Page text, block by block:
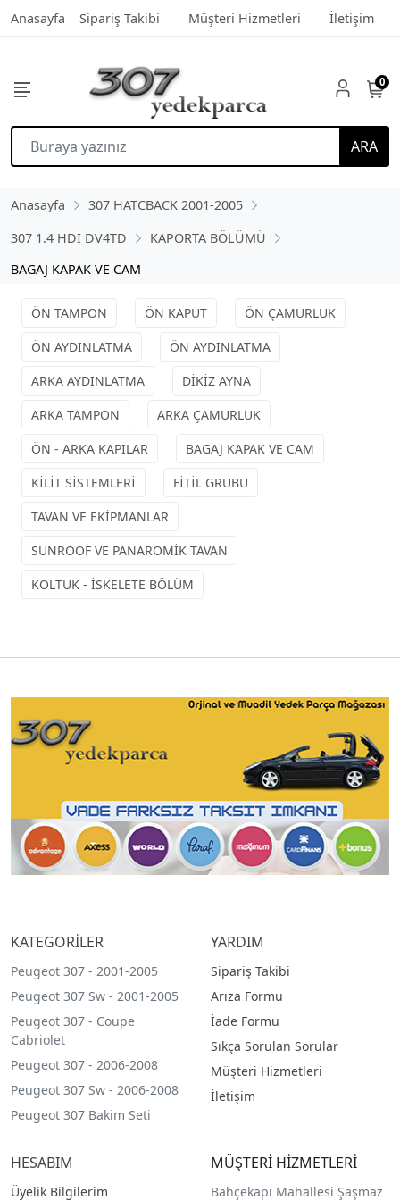
Anasayfa Sipariş Takibi Müşteri Hizmetleri İletişim
ARA
0
Anasayfa
307 HATCBACK 2001-2005
307 1.4 HDI DV4TD
KAPORTA BÖLÜMÜ
BAGAJ KAPAK VE CAM
ÖN TAMPON ÖN KAPUT
ÖN ÇAMURLUK
ÖN AYDINLATMA
ÖN AYDINLATMA
ARKA AYDINLATMA
DİKİZ AYNA
ARKA TAMPON
ARKA ÇAMURLUK
ÖN - ARKA KAPILAR
BAGAJ KAPAK VE CAM
KİLİT SİSTEMLERİ
FİTİL GRUBU
TAVAN VE EKİPMANLAR
SUNROOF VE PANAROMİK TAVAN
KOLTUK - İSKELETE BÖLÜM
KATEGORİLER
Peugeot 307 - 2001-2005
Peugeot 307 Sw - 2001-2005
Peugeot 307 - Coupe
Cabriolet
Peugeot 307 - 2006-2008
Peugeot 307 Sw - 2006-2008
Peugeot 307 Bakim Seti
YARDIM
Sipariş Takibi
Arıza Formu
İade Formu
Sıkça Sorulan Sorular
Müşteri Hizmetleri
İletişim
HESABIM
Üyelik Bilgilerim
MÜŞTERİ HİZMETLERİ
Bahçekapı Mahallesi Şaşmaz